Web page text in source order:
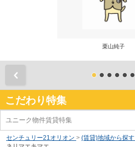
栗山純子
こだわり特集
ユニーク物件賃貸特集
センチュリー21オリオン > (賃貸)地域から探す